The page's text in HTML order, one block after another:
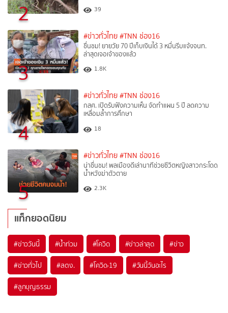
2 39
3
#ข่าวทั่วไทย #TNN ช่อง16
ชื่นชม! ยายวัย 70 ปีเก็บเงินได้ 3 หมื่นรีบแจ้งจนท.
ล่าสุดเจอเจ้าของแล้ว
1.8K
4
#ข่าวทั่วไทย #TNN ช่อง16
กสศ. เปิดรับฟังความเห็น จัดทำแผน 5 ปี ลดความ
เหลื่อมล้ำการศึกษา
18
5
#ข่าวทั่วไทย #TNN ช่อง16
น่าชื่นชม! พลเมืองดีเล่านาทีช่วยชีวิตหญิงสาวกระโดด
น้ำหวังฆ่าตัวตาย
2.3K
แท็กยอดนิยม
#ข่าววันนี้ #น้ำท่วม #โควิด #ข่าวล่าสุด #ข่าว
#ข่าวทั่วไป #สตง. #โควิด-19 #วันนี้วันอะไร
#ลูกบุญธรรม